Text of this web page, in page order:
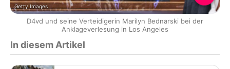
Getty Images
D4vd und seine Verteidigerin Marilyn Bednarski bei der
Anklageverlesung in Los Angeles
In diesem Artikel